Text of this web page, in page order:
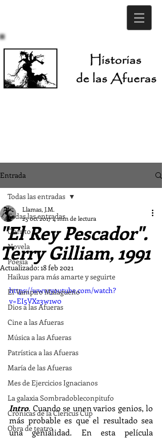
Entrada
Todas las entradas
Cuento
Novela
Poesía
Haikus para más amarte y seguirte
El Vampiro Malagueño
Dios a las Afueras
Cine a las Afueras
Música a las Afueras
Patrística a las Afueras
María de las Afueras
Mes de Ejercicios Ignacianos
La galaxia Sombradobleconpitufo
Crónicas de la Clericus Cup
Obra de teatro
Todas las entradas
"El Rey Pescador".
Terry Gilliam, 1991
Llamas, J.M.
25 oct 20174 min de lectura
Actualizado:18 feb 2021
https://www.youtube.com/watch?
v=EI5VXz3w1w0
Intro. Cuando se unen varios genios, lo
más probable es que el resultado sea
una genialidad. En esta película